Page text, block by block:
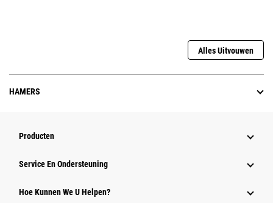
Alles Uitvouwen
HAMERS
Producten
Service En Ondersteuning
Hoe Kunnen We U Helpen?